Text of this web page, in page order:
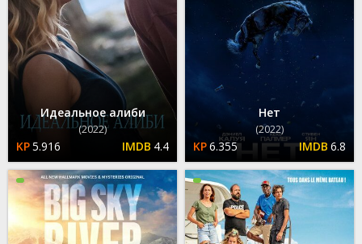
Идеальное алиби
(2022)
5.916 4.4
Нет
(2022)
6.355 6.8